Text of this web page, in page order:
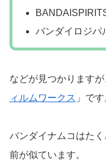
バンダイロジパ
などが見つかりますが
ィルムワークス 」です
バンダイナムコはた
前が似ています。